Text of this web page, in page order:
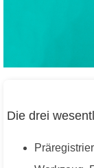
Die drei